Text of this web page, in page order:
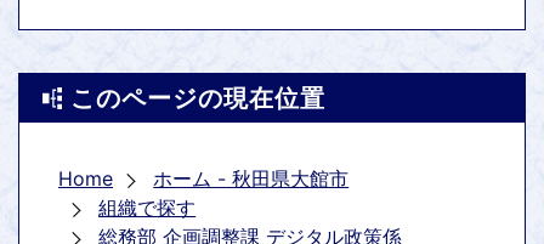
このページの現在位置
Home
ホーム - 秋田県大館市
組織で探す
総務部 企画調整課 デジタル政策係